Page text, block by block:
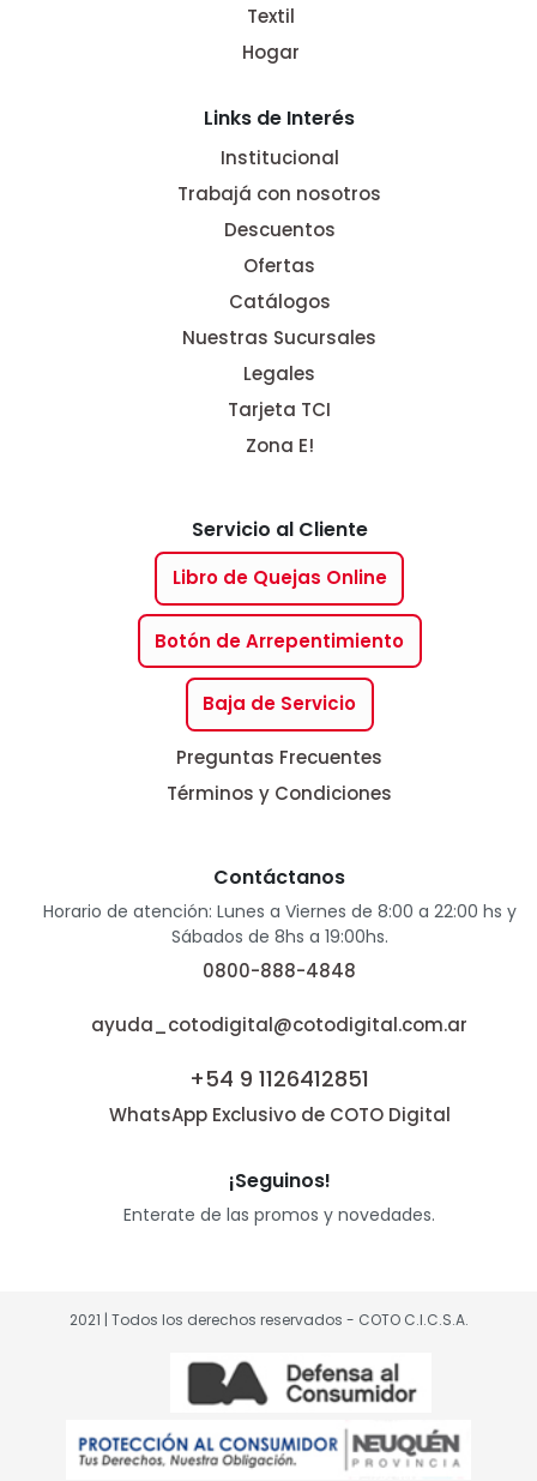
Textil
Hogar
Links de Interés
Institucional
Trabajá con nosotros
Descuentos
Ofertas
Catálogos
Nuestras Sucursales
Legales
Tarjeta TCI
Zona E!
Servicio al Cliente
Libro de Quejas Online
Botón de Arrepentimiento
Baja de Servicio
Preguntas Frecuentes
Términos y Condiciones
Contáctanos
Horario de atención: Lunes a Viernes de 8:00 a 22:00 hs y
Sábados de 8hs a 19:00hs.
0800-888-4848
ayuda_cotodigital@cotodigital.com.ar
+54 9 1126412851
WhatsApp Exclusivo de COTO Digital
¡Seguinos!
Enterate de las promos y novedades.
2021 | Todos los derechos reservados - COTO C.I.C.S.A.